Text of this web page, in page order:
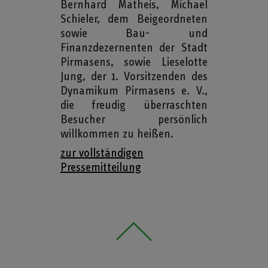
Bernhard Matheis, Michael
Schieler, dem Beigeordneten
sowie Bau- und
Finanzdezernenten der Stadt
Pirmasens, sowie Lieselotte
Jung, der 1. Vorsitzenden des
Dynamikum Pirmasens e. V.,
die freudig überraschten
Besucher persönlich
willkommen zu heißen.
zur vollständigen
Pressemitteilung